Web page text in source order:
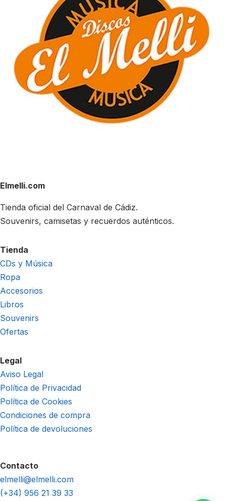
Elmelli.com
Tienda oficial del Carnaval de Cádiz.
Souvenirs, camisetas y recuerdos auténticos.
Tienda
CDs y Música
Ropa
Accesorios
Libros
Souvenirs
Ofertas
Legal
Aviso Legal
Política de Privacidad
Política de Cookies
Condiciones de compra
Política de devoluciones
Contacto
elmelli@elmelli.com
(+34) 956 21 39 33